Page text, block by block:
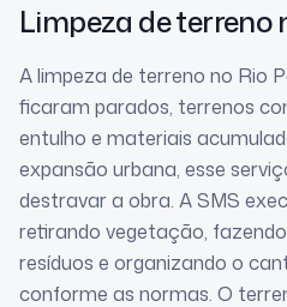
Limpeza de terreno
A limpeza de terreno no Rio
ficaram parados, terrenos
entulho e materiais
expansão urbana, esse
destravar a obra. A SMS
retirando vegetação,
resíduos e organizando o
conforme as normas. O